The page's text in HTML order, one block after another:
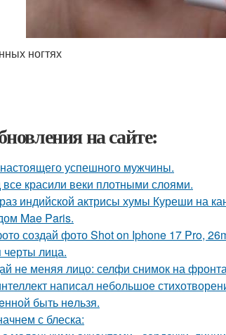
ногтях
на сайте:
успешного мужчины.
все красили веки плотными слоями.
индийской актрисы хумы Куреши на
Mae Paris.
создай фото Shot on Iphone 17 Pro,
лица.
не меняя лицо: селфи снимок на
написал небольшое
быть нeльзя.
с блеска: